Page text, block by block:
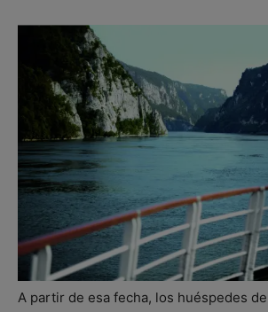
A partir de esa fecha, los huéspedes